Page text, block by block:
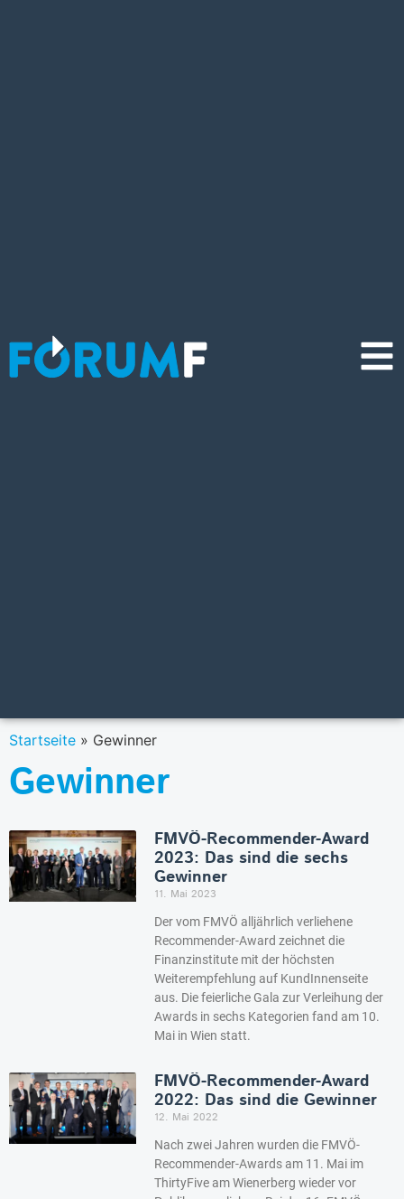
Startseite » Gewinner
Gewinner
FMVÖ-Recommender-Award
2023: Das sind die sechs
Gewinner
11. Mai 2023
Der vom FMVÖ alljährlich verliehene
Recommender-Award zeichnet die
Finanzinstitute mit der höchsten
Weiterempfehlung auf KundInnenseite
aus. Die feierliche Gala zur Verleihung der
Awards in sechs Kategorien fand am 10.
Mai in Wien statt.
FMVÖ-Recommender-Award
2022: Das sind die Gewinner
12. Mai 2022
Nach zwei Jahren wurden die FMVÖ-
Recommender-Awards am 11. Mai im
ThirtyFive am Wienerberg wieder vor